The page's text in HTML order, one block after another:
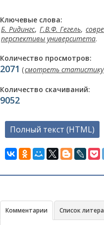
Ключевые слова:
Б. Ридингс, Г.В.Ф. Гегель,
перспективы университета.
Количество просмотров:
2071 (смотреть статистику
Количество скачиваний:
9052
Полный текст (HTML)
Комментарии Список